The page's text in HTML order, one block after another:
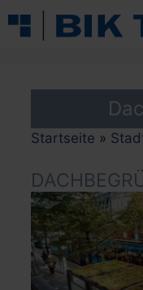
Inhalt
Startseite »